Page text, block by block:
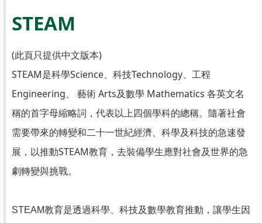
STEAM
(此頁只提供中文版本)
STEAM是科學Science、科技Technology、工程
Engineering、
藝術 Arts及數學 Mathematics 各英文名
稱的首字母縮略詞，代表以上四個學科的總稱。隨著社會
需要帶來的轉變和二十一世紀經濟、科學及科技的急速發
展，以推動STEAM教育，去裝備學生應對社會及世界的急
劇轉變與挑戰。
STEAM教育是透過科學、科技及數學教育推動，讓學生因